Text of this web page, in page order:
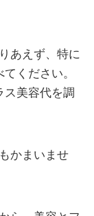
あえず、特に
ください。
ス美容代を調
かまいませ